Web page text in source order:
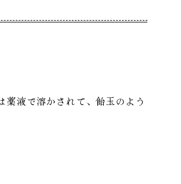
液で溶かされて、飴玉のよう